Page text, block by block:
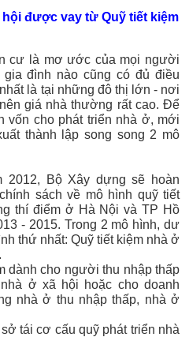
được vay từ Quỹ tiết kiệm
là mơ ước của mọi người
đình nào cũng có đủ điều
là tại những đô thị lớn - nơi
giá nhà thường rất cao. Để
vốn cho phát triển nhà ở, mới
thành lập song song 2 mô
2012, Bộ Xây dựng sẽ hoàn
sách về mô hình quỹ tiết
thí điểm ở Hà Nội và TP Hồ
- 2015. Trong 2 mô hình, dư
thứ nhất: Quỹ tiết kiệm nhà ở
dành cho người thu nhập thấp
ở xã hội hoặc cho doanh
nhà ở thu nhập thấp, nhà ở
tái cơ cấu quỹ phát triển nhà